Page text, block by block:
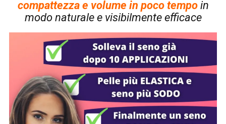
compattezza e volume in poco tempoin
modo naturale e visibilmente efficace